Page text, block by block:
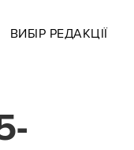
ВИБІР РЕДАКЦІЇ